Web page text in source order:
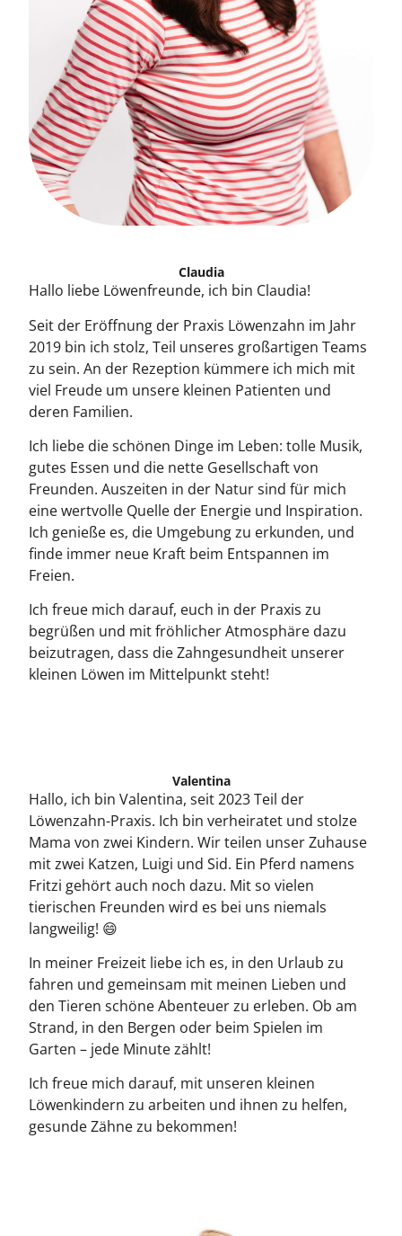
Claudia
Hallo liebe Löwenfreunde, ich bin Claudia!
Seit der Eröffnung der Praxis Löwenzahn im Jahr
2019 bin ich stolz, Teil unseres großartigen Teams
zu sein. An der Rezeption kümmere ich mich mit
viel Freude um unsere kleinen Patienten und
deren Familien.
Ich liebe die schönen Dinge im Leben: tolle Musik,
gutes Essen und die nette Gesellschaft von
Freunden. Auszeiten in der Natur sind für mich
eine wertvolle Quelle der Energie und Inspiration.
Ich genieße es, die Umgebung zu erkunden, und
finde immer neue Kraft beim Entspannen im
Freien.
Ich freue mich darauf, euch in der Praxis zu
begrüßen und mit fröhlicher Atmosphäre dazu
beizutragen, dass die Zahngesundheit unserer
kleinen Löwen im Mittelpunkt steht!
Valentina
Hallo, ich bin Valentina, seit 2023 Teil der
Löwenzahn-Praxis. Ich bin verheiratet und stolze
Mama von zwei Kindern. Wir teilen unser Zuhause
mit zwei Katzen, Luigi und Sid. Ein Pferd namens
Fritzi gehört auch noch dazu. Mit so vielen
tierischen Freunden wird es bei uns niemals
langweilig! 😄
In meiner Freizeit liebe ich es, in den Urlaub zu
fahren und gemeinsam mit meinen Lieben und
den Tieren schöne Abenteuer zu erleben. Ob am
Strand, in den Bergen oder beim Spielen im
Garten – jede Minute zählt!
Ich freue mich darauf, mit unseren kleinen
Löwenkindern zu arbeiten und ihnen zu helfen,
gesunde Zähne zu bekommen!